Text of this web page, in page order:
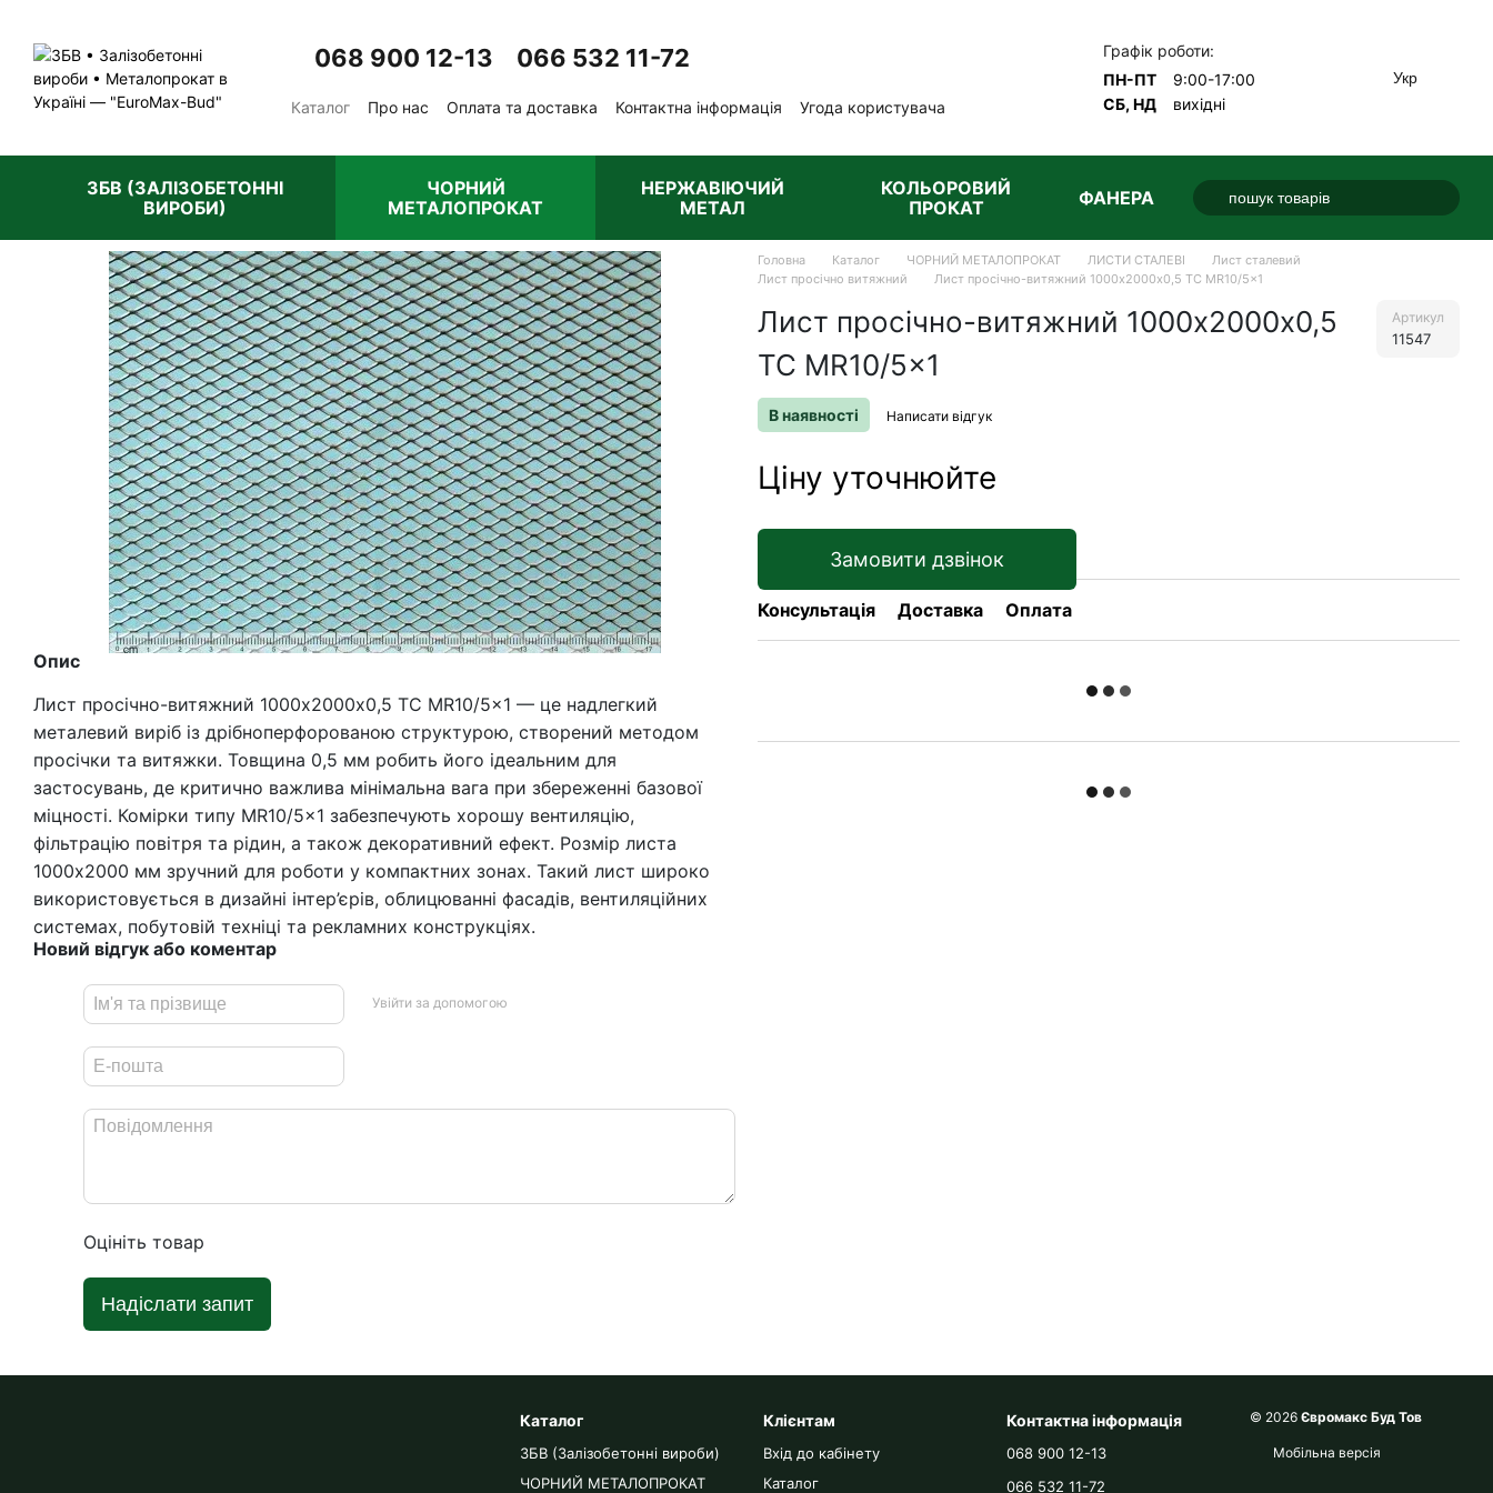
068 900 12-13 066 532 11-72
Каталог Про нас Оплата та доставка Контактна інформація
Угода користувача
Графік роботи:
ПН-ПТ
9:00-17:00
СБ, НД
вихідні
Укр
ЗБВ (ЗАЛІЗОБЕТОННІ
ВИРОБИ)
ЧОРНИЙ
МЕТАЛОПРОКАТ
НЕРЖАВІЮЧИЙ
МЕТАЛ
КОЛЬОРОВИЙ
ПРОКАТ
ФАНЕРА
Опис
Лист просічно-витяжний 1000x2000х0,5 TC MR10/5x1 — це надлегкий
металевий виріб із дрібноперфорованою структурою, створений методом
просічки та витяжки. Товщина 0,5 мм робить його ідеальним для
застосувань, де критично важлива мінімальна вага при збереженні базової
міцності. Комірки типу MR10/5x1 забезпечують хорошу вентиляцію,
фільтрацію повітря та рідин, а також декоративний ефект. Розмір листа
1000х2000 мм зручний для роботи у компактних зонах. Такий лист широко
використовується в дизайні інтер’єрів, облицюванні фасадів, вентиляційних
системах, побутовій техніці та рекламних конструкціях.
Новий відгук або коментар
Увійти за допомогою
Оцініть товар
Надіслати запит
Головна Каталог ЧОРНИЙ МЕТАЛОПРОКАТ ЛИСТИ СТАЛЕВІ
Лист сталевий
Лист просічно витяжний
Лист просічно-витяжний 1000x2000х0,5 TC MR10/5x1
Лист просічно-витяжний 1000x2000х0,5
TC MR10/5x1
Артикул
11547
В наявності Написати відгук
Ціну уточнюйте
Замовити дзвінок
Консультація Доставка Оплата
Каталог
ЗБВ (Залізобетонні вироби)
ЧОРНИЙ МЕТАЛОПРОКАТ
Клієнтам
Вхід до кабінету
Каталог
Контактна інформація
068 900 12-13
066 532 11-72
© 2026 Євромакс Буд Тов
Мобільна версія